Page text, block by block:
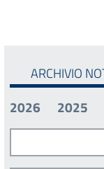
ARCHIVIO
2026
2025